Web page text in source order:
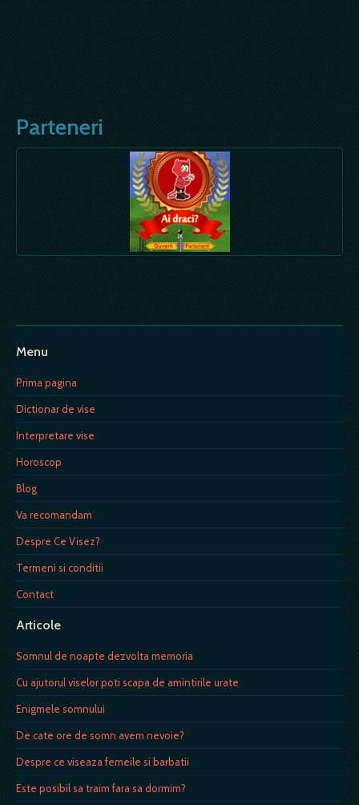
Parteneri
Menu
Prima pagina
Dictionar de vise
Interpretare vise
Horoscop
Blog
Va recomandam
Despre Ce Visez?
Termeni si conditii
Contact
Articole
Somnul de noapte dezvolta memoria
Cu ajutorul viselor poti scapa de amintirile urate
Enigmele somnului
De cate ore de somn avem nevoie?
Despre ce viseaza femeile si barbatii
Este posibil sa traim fara sa dormim?